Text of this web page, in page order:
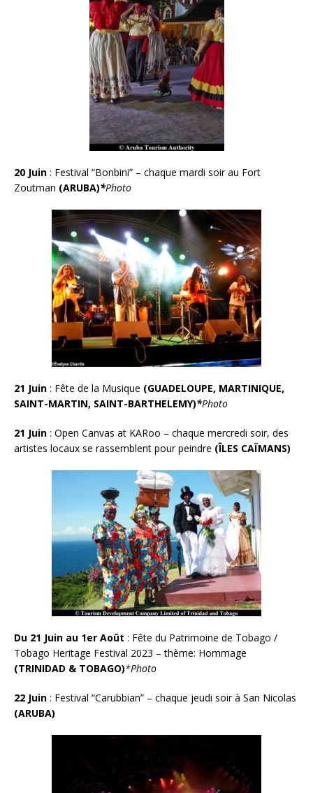
20 Juin : Festival “Bonbini” – chaque mardi soir au Fort
Zoutman (ARUBA)*Photo
21 Juin : Fête de la Musique (GUADELOUPE, MARTINIQUE,
SAINT-MARTIN, SAINT-BARTHELEMY)*Photo
21 Juin : Open Canvas at KARoo – chaque mercredi soir, des
artistes locaux se rassemblent pour peindre (ÎLES CAÏMANS)
Du 21 Juin au 1er Août : Fête du Patrimoine de Tobago /
Tobago Heritage Festival 2023 – thème: Hommage
(TRINIDAD & TOBAGO)*Photo
22 Juin : Festival “Carubbian” – chaque jeudi soir à San Nicolas
(ARUBA)